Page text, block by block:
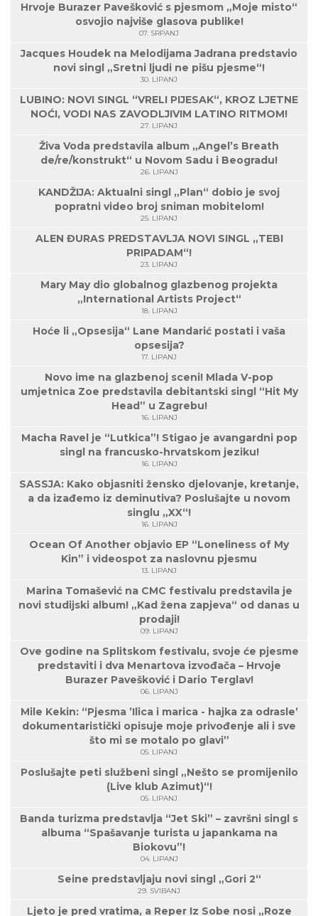
Hrvoje Burazer Pavešković s pjesmom „Moje misto“
osvojio najviše glasova publike!
07. SRPANJ
Jacques Houdek na Melodijama Jadrana predstavio
novi singl „Sretni ljudi ne pišu pjesme“!
30. LIPANJ
LUBINO: NOVI SINGL “VRELI PIJESAK“, KROZ LJETNE
NOĆI, VODI NAS ZAVODLJIVIM LATINO RITMOM!
27. LIPANJ
Živa Voda predstavila album „Angel’s Breath
de/re/konstrukt“ u Novom Sadu i Beogradu!
26. LIPANJ
KANDŽIJA: Aktualni singl „Plan“ dobio je svoj
popratni video broj sniman mobitelom!
25. LIPANJ
ALEN ĐURAS PREDSTAVLJA NOVI SINGL „TEBI
PRIPADAM“!
23. LIPANJ
Mary May dio globalnog glazbenog projekta
„International Artists Project“
18. LIPANJ
Hoće li „Opsesija“ Lane Mandarić postati i vaša
opsesija?
17. LIPANJ
Novo ime na glazbenoj sceni! Mlada V-pop
umjetnica Zoe predstavila debitantski singl “Hit My
Head” u Zagrebu!
16. LIPANJ
Macha Ravel je “Lutkica”! Stigao je avangardni pop
singl na francusko-hrvatskom jeziku!
16. LIPANJ
SASSJA: Kako objasniti žensko djelovanje, kretanje,
a da izađemo iz deminutiva? Poslušajte u novom
singlu „XX“!
16. LIPANJ
Ocean Of Another objavio EP “Loneliness of My
Kin” i videospot za naslovnu pjesmu
13. LIPANJ
Marina Tomašević na CMC festivalu predstavila je
novi studijski album! „Kad žena zapjeva“ od danas u
prodaji!
09. LIPANJ
Ove godine na Splitskom festivalu, svoje će pjesme
predstaviti i dva Menartova izvođača – Hrvoje
Burazer Pavešković i Dario Terglav!
06. LIPANJ
Mile Kekin: “Pjesma ’Ilica i marica - hajka za odrasle’
dokumentaristički opisuje moje privođenje ali i sve
što mi se motalo po glavi”
05. LIPANJ
Poslušajte peti službeni singl „Nešto se promijenilo
(Live klub Azimut)“!
05. LIPANJ
Banda turizma predstavlja “Jet Ski” – završni singl s
albuma “Spašavanje turista u japankama na
Biokovu”!
04. LIPANJ
Seine predstavljaju novi singl „Gori 2“
29. SVIBANJ
Ljeto je pred vratima, a Reper Iz Sobe nosi „Roze